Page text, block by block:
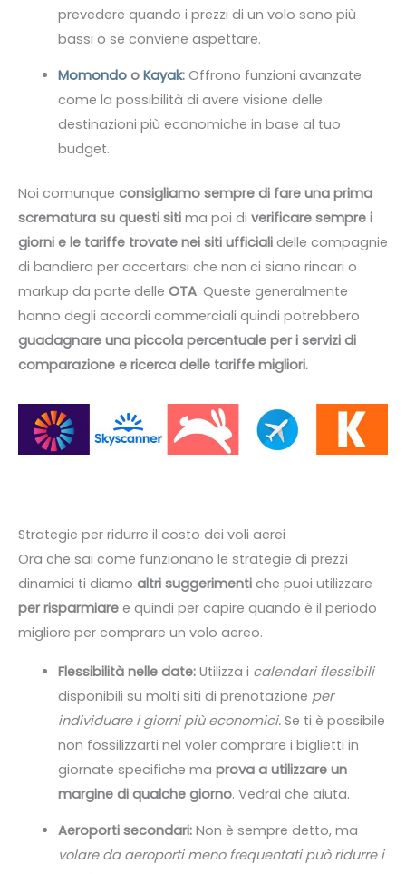
prevedere quando i prezzi di un volo sono più
bassi o se conviene aspettare.
Momondoo Kayak:Offrono funzioni avanzate
come la possibilità di avere visione delle
destinazioni più economiche in base al tuo
budget.
Noi comunque consigliamo sempre di fare una prima
scrematura su questi siti ma poi di verificare sempre i
giorni e le tariffe trovate nei siti ufficiali delle compagnie
di bandiera per accertarsi che non ci siano rincari o
markup da parte delle OTA. Queste generalmente
hanno degli accordi commerciali quindi potrebbero
guadagnare una piccola percentuale per i servizi di
comparazione e ricerca delle tariffe migliori.
Strategie per ridurre il costo dei voli aerei
Ora che sai come funzionano le strategie di prezzi
dinamici ti diamo altri suggerimenti che puoi utilizzare
per risparmiare e quindi per capire quando è il periodo
migliore per comprare un volo aereo.
Flessibilità nelle date:Utilizza i calendari flessibili
disponibili su molti siti di prenotazione per
individuare i giorni più economici. Se ti è possibile
non fossilizzarti nel voler comprare i biglietti in
giornate specifiche ma prova a utilizzare un
margine di qualche giorno. Vedrai che aiuta.
Aeroporti secondari:Non è sempre detto, ma
volare da aeroporti meno frequentati può ridurre i